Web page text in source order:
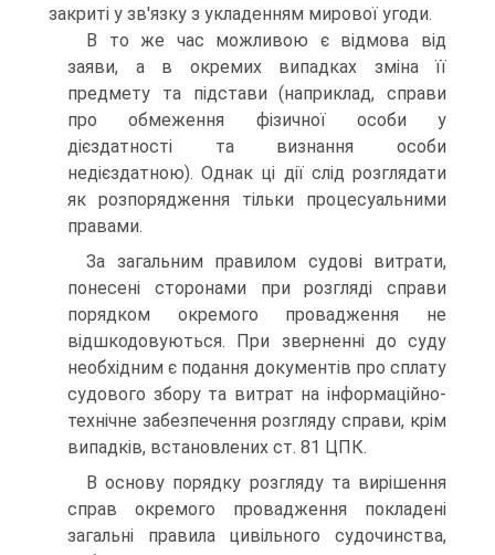
закриті у зв'язку з укладенням мирової угоди.
В то же час можливою є відмова від
заяви, а в окремих випадках зміна її
предмету та підстави (наприклад, справи
про обмеження фізичної особи у
дієздатності та визнання особи
недієздатною). Однак ці дії слід розглядати
як розпорядження тільки процесуальними
правами.
За загальним правилом судові витрати,
понесені сторонами при розгляді справи
порядком окремого провадження не
відшкодовуються. При зверненні до суду
необхідним є подання документів про сплату
судового збору та витрат на інформаційно-
технічне забезпечення розгляду справи, крім
випадків, встановлених ст. 81 ЦПК.
В основу порядку розгляду та вирішення
справ окремого провадження покладені
загальні правила цивільного судочинства,